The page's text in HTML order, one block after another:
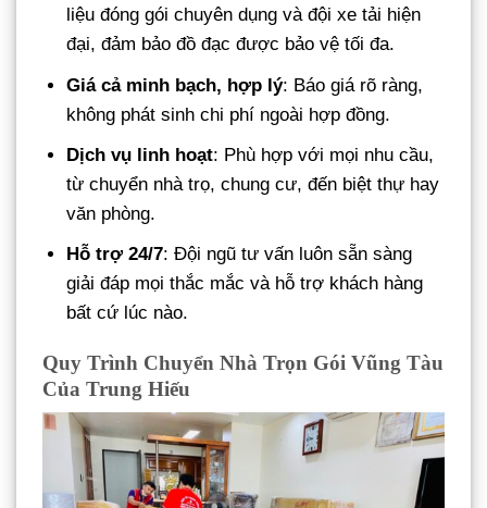
liệu đóng gói chuyên dụng và đội xe tải hiện
đại, đảm bảo đồ đạc được bảo vệ tối đa.
Giá cả minh bạch, hợp lý: Báo giá rõ ràng,
không phát sinh chi phí ngoài hợp đồng.
Dịch vụ linh hoạt: Phù hợp với mọi nhu cầu,
từ chuyển nhà trọ, chung cư, đến biệt thự hay
văn phòng.
Hỗ trợ 24/7: Đội ngũ tư vấn luôn sẵn sàng
giải đáp mọi thắc mắc và hỗ trợ khách hàng
bất cứ lúc nào.
Quy Trình Chuyển Nhà Trọn Gói Vũng Tàu
Của Trung Hiếu